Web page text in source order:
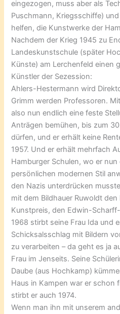
eingezogen, muss aber als
Puschmann, Kriegsschiffe)
helfen, die Kunstwerke der
Nachdem der Krieg 1945 zu
Landeskunstschule (später
Künste) am Lerchenfeld einen
Künstler der Sezession:
Ahlers-Hestermann wird
Grimm werden Professoren.
also nun endlich eine feste
Anträgen bemühen, bis zum
dürfen, und er erhält keine
1957. Und er erhält mehrfach
Hamburger Schulen, wo er
persönlichen modernen Stil
den Nazis unterdrücken
mit dem Bildhauer Ruwoldt
Kunstpreis, den Edwin-
1968 stirbt seine Frau Ida und
Schicksalsschlag mit Bildern
zu verarbeiten – da geht es ja
Frau im Jenseits. Seine
Daube (aus Hochkamp)
Haus in Kampen war er schon
stirbt er auch 1974.
Wenn man ihn mit unserem